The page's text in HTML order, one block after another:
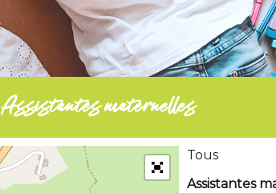
Assistantes maternelles
Tous
Assistantes